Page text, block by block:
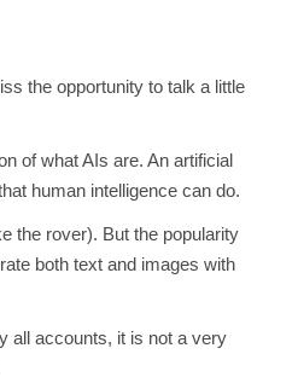
the opportunity to talk a little
of what AIs are. An artificial
human intelligence can do.
the rover). But the popularity
both text and images with
all accounts, it is not a very